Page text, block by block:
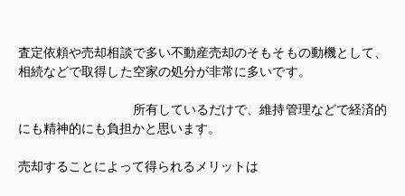
査定依頼や売却相談で多い不動産売却のそもそもの動機として、
相続などで取得した空家の処分が非常に多いです。
所有しているだけで、維持管理などで経済的
にも精神的にも負担かと思います。
売却することによって得られるメリットは